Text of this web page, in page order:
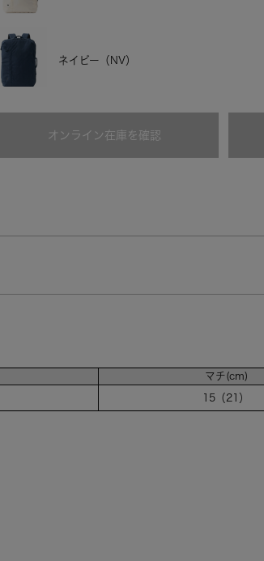
ネイビー（NV）
オリーブ（OLV）
オンライン在庫を確認
マチ(cm)
15（21）